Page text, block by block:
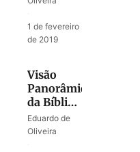
1 de fevereiro
de 2019
Visão
Panorâmica
da Bíblia
2018
Eduardo de
Oliveira